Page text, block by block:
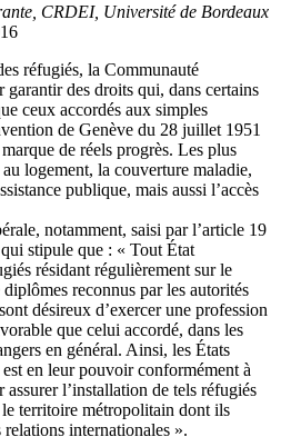
CRDEI, Université de Bordeaux
réfugiés, la Communauté
garantir des droits qui, dans certains
ceux accordés aux simples
de Genève du 28 juillet 1951
de réels progrès. Les plus
logement, la couverture maladie,
publique, mais aussi l’accès
notamment, saisi par l’article 19
stipule que : « Tout État
résidant régulièrement sur le
reconnus par les autorités
désireux d’exercer une profession
que celui accordé, dans les
en général. Ainsi, les États
en leur pouvoir conformément à
l’installation de tels réfugiés
territoire métropolitain dont ils
relations internationales ».